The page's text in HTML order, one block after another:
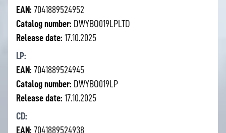
EAN: 7041889524952
Catalog number: DWYBO019LPLTD
Release date: 17.10.2025
LP:
EAN: 7041889524945
Catalog number: DWYBO019LP
Release date: 17.10.2025
CD:
EAN: 7041889524938